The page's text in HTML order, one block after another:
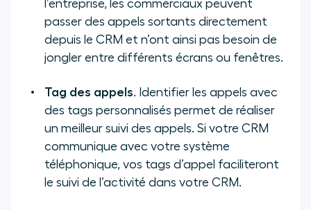
l’entreprise, les commerciaux peuvent
passer des appels sortants directement
depuis le CRM et n’ont ainsi pas besoin de
jongler entre différents écrans ou fenêtres.
Tag des appels. Identifier les appels avec
des tags personnalisés permet de réaliser
un meilleur suivi des appels. Si votre CRM
communique avec votre système
téléphonique, vos tags d’appel faciliteront
le suivi de l’activité dans votre CRM.